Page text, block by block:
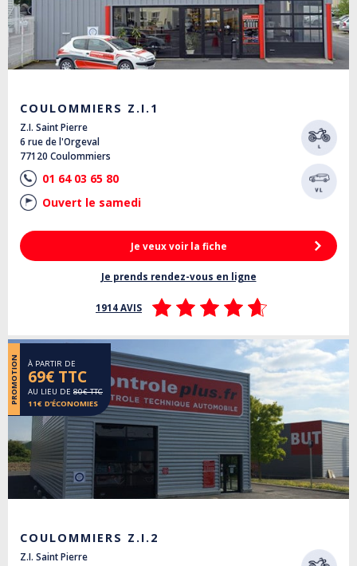
COULOMMIERS Z.I.1
Z.I. Saint Pierre
6 rue de l'Orgeval
77120 Coulommiers
01 64 03 65 80
Ouvert le samedi
Je veux voir la fiche
Je prends rendez-vous en ligne
1914 AVIS
PROMOTION À PARTIR DE
69€ TTC
AU LIEU DE 80€ TTC
11€ D’ÉCONOMIES
COULOMMIERS Z.I.2
Z.I. Saint Pierre